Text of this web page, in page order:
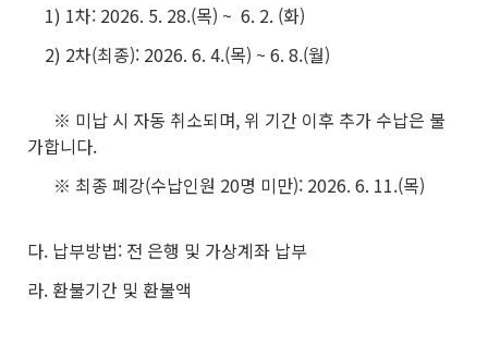
1) 1차: 2026. 5. 28.(목) ~ 6. 2. (화)
2) 2차(최종): 2026. 6. 4.(목) ~ 6. 8.(월)
※ 미납 시 자동 취소되며, 위 기간 이후 추가 수납은 불
가합니다.
※ 최종 폐강(수납인원 20명 미만): 2026. 6. 11.(목)
다. 납부방법: 전 은행 및 가상계좌 납부
라. 환불기간 및 환불액